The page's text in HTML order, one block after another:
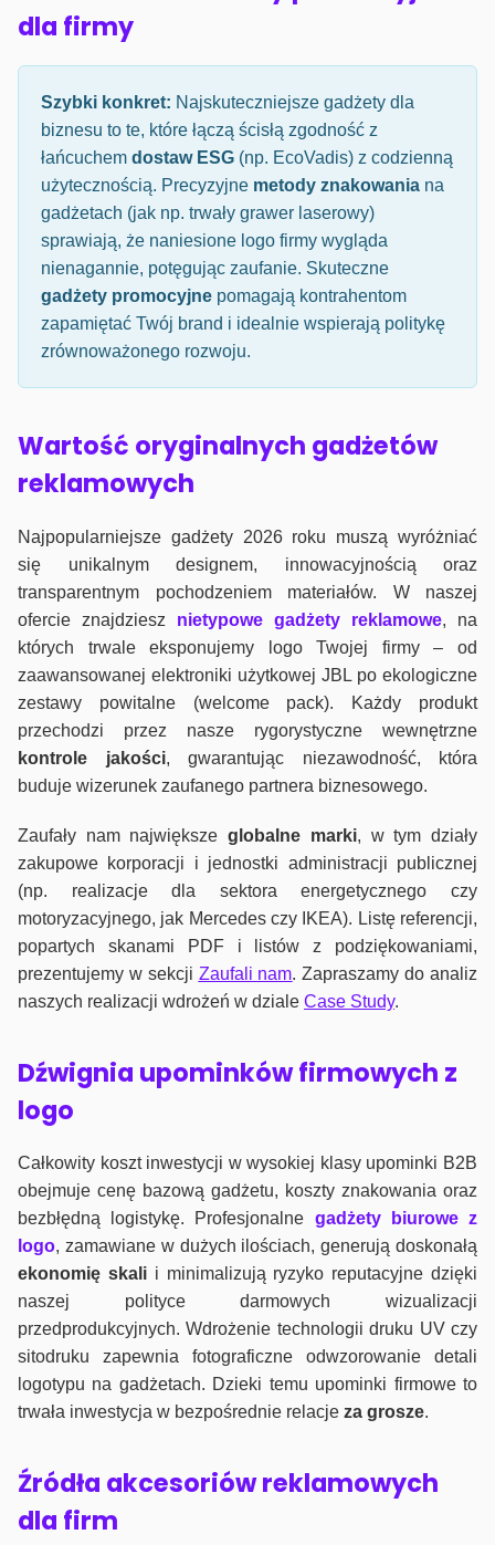
dla firmy
Szybki konkret: Najskuteczniejsze gadżety dla
biznesu to te, które łączą ścisłą zgodność z
łańcuchem dostaw ESG (np. EcoVadis) z codzienną
użytecznością. Precyzyjne metody znakowania na
gadżetach (jak np. trwały grawer laserowy)
sprawiają, że naniesione logo firmy wygląda
nienagannie, potęgując zaufanie. Skuteczne
gadżety promocyjne pomagają kontrahentom
zapamiętać Twój brand i idealnie wspierają politykę
zrównoważonego rozwoju.
Wartość oryginalnych gadżetów
reklamowych
Najpopularniejsze gadżety 2026 roku muszą wyróżniać
się unikalnym designem, innowacyjnością oraz
transparentnym pochodzeniem materiałów. W naszej
ofercie znajdziesz nietypowe gadżety reklamowe, na
których trwale eksponujemy logo Twojej firmy – od
zaawansowanej elektroniki użytkowej JBL po ekologiczne
zestawy powitalne (welcome pack). Każdy produkt
przechodzi przez nasze rygorystyczne wewnętrzne
kontrole jakości, gwarantując niezawodność, która
buduje wizerunek zaufanego partnera biznesowego.
Zaufały nam największeglobalne marki, w tym działy
zakupowe korporacji i jednostki administracji publicznej
(np. realizacje dla sektora energetycznego czy
motoryzacyjnego, jak Mercedes czy IKEA). Listę referencji,
popartych skanami PDF i listów z podziękowaniami,
prezentujemy w sekcji Zaufali nam. Zapraszamy do analiz
naszych realizacji wdrożeń w dziale Case Study.
Dźwignia upominków firmowych z
logo
Całkowity koszt inwestycji w wysokiej klasy upominki B2B
obejmuje cenę bazową gadżetu, koszty znakowania oraz
bezbłędną logistykę. Profesjonalne gadżety biurowe z
logo, zamawiane w dużych ilościach, generują doskonałą
ekonomię skalii minimalizują ryzyko reputacyjne dzięki
naszej polityce darmowych wizualizacji
przedprodukcyjnych. Wdrożenie technologii druku UV czy
sitodruku zapewnia fotograficzne odwzorowanie detali
logotypu na gadżetach. Dzieki temu upominki firmowe to
trwała inwestycja w bezpośrednie relacje za grosze.
Źródła akcesoriów reklamowych
dla firm